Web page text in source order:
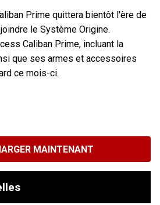
Prime quittera bientôt l'ère de
le Système Origine.
Caliban Prime, incluant la
que ses armes et accessoires
ce mois-ci.
MAINTENANT